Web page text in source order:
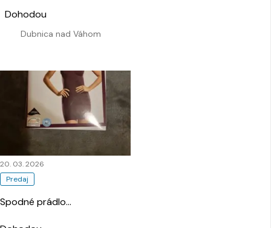
Dubnica nad Váhom
Dohodou
Predaj
20. 03. 2026
Spodné prádlo…